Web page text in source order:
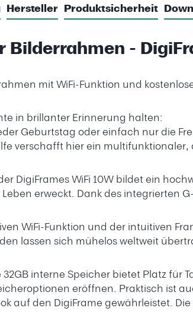
Hersteller Produktsicherheit
Bilderrahmen -
mit WiFi-Funktion und
in brillanter Erinnerung halten:
Geburtstag oder einfach nur die
verschafft hier ein
DigiFrames WiFi 10W bildet ein
erweckt. Dank des integrierten
WiFi-Funktion und der intuitiven
lassen sich mühelos weltweit
interne Speicher bietet Platz für
eröffnen. Praktisch ist
auf den DigiFrame gewährleistet.